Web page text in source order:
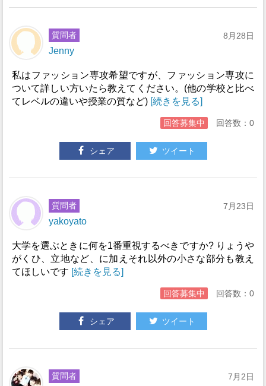
質問者
Jenny
8月28日
私はファッション専攻希望ですが、ファッション専攻に
ついて詳しい方いたら教えてください。(他の学校と比べ
てレベルの違いや授業の質など) [続きを見る]
回答募集中 回答数：0
シェア ツイート
質問者
yakoyato
7月23日
大学を選ぶときに何を1番重視するべきですか? りょうや
がくひ、立地など、に加えそれ以外の小さな部分も教え
てほしいです [続きを見る]
回答募集中 回答数：0
シェア ツイート
質問者 7月2日